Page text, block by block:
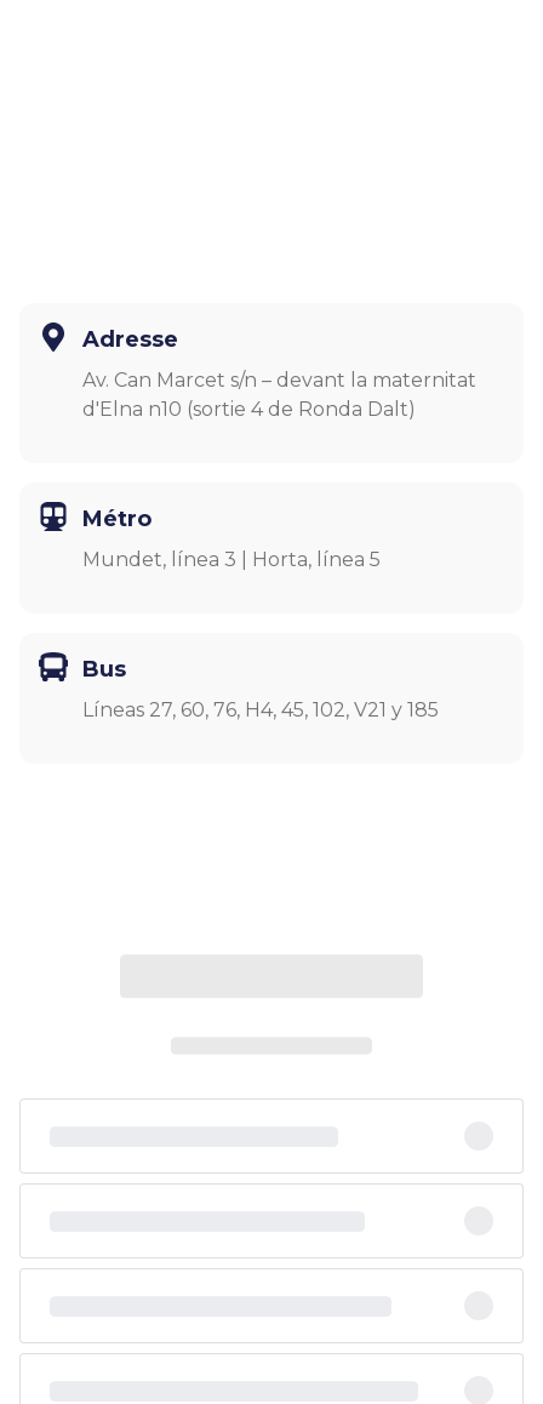
Adresse
Av. Can Marcet s/n – devant la maternitat
d'Elna n10 (sortie 4 de Ronda Dalt)
Métro
Mundet, línea 3 | Horta, línea 5
Bus
Líneas 27, 60, 76, H4, 45, 102, V21 y 185